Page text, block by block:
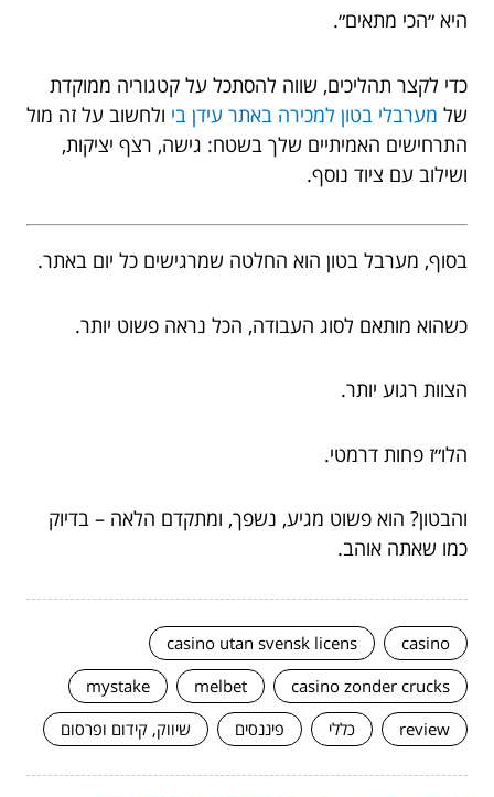
היא ״הכי מתאים״.
כדי לקצר תהליכים, שווה להסתכל על קטגוריה ממוקדת
של מערבלי בטון למכירה באתר עידן בי ולחשוב על זה מול
התרחישים האמיתיים שלך בשטח: גישה, רצף יציקות,
ושילוב עם ציוד נוסף.
בסוף, מערבל בטון הוא החלטה שמרגישים כל יום באתר.
כשהוא מותאם לסוג העבודה, הכל נראה פשוט יותר.
הצוות רגוע יותר.
הלו״ז פחות דרמטי.
והבטון? הוא פשוט מגיע, נשפך, ומתקדם הלאה – בדיוק
כמו שאתה אוהב.
casino
casino utan svensk licens
casino zonder crucks
melbet
mystake
review
כללי פיננסים שיווק, קידום ופרסום